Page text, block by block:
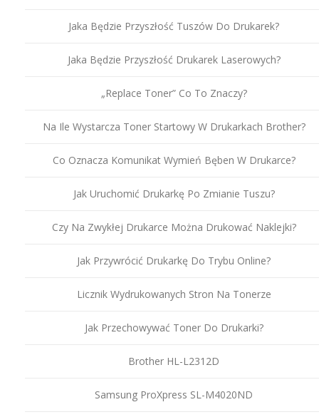
Jaka Będzie Przyszłość Tuszów Do Drukarek?
Jaka Będzie Przyszłość Drukarek Laserowych?
„Replace Toner” Co To Znaczy?
Na Ile Wystarcza Toner Startowy W Drukarkach Brother?
Co Oznacza Komunikat Wymień Bęben W Drukarce?
Jak Uruchomić Drukarkę Po Zmianie Tuszu?
Czy Na Zwykłej Drukarce Można Drukować Naklejki?
Jak Przywrócić Drukarkę Do Trybu Online?
Licznik Wydrukowanych Stron Na Tonerze
Jak Przechowywać Toner Do Drukarki?
Brother HL-L2312D
Samsung ProXpress SL-M4020ND